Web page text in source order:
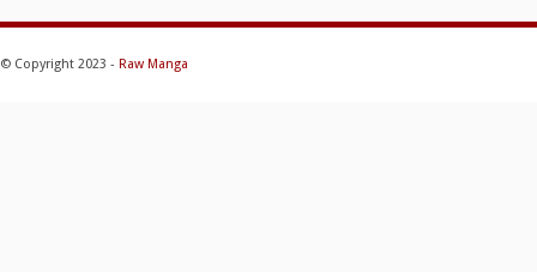
© Copyright 2023 - Raw Manga